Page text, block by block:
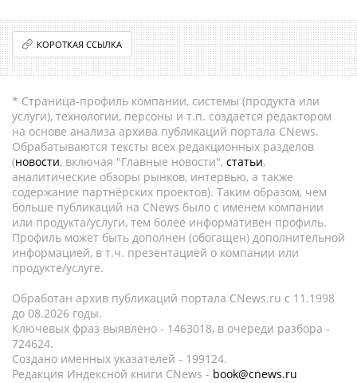
КОРОТКАЯ ССЫЛКА
* Страница-профиль компании, системы (продукта или
услуги), технологии, персоны и т.п. создается редактором
на основе анализа архива публикаций портала CNews.
Обрабатываются тексты всех редакционных разделов
(новости, включая "Главные новости", статьи,
аналитические обзоры рынков, интервью, а также
содержание партнёрских проектов). Таким образом, чем
больше публикаций на CNews было с именем компании
или продукта/услуги, тем более информативен профиль.
Профиль может быть дополнен (обогащен) дополнительной
информацией, в т.ч. презентацией о компании или
продукте/услуге.
Обработан архив публикаций портала CNews.ru c 11.1998
до 08.2026 годы.
Ключевых фраз выявлено - 1463018, в очереди разбора -
724624.
Создано именных указателей - 199124.
Редакция Индексной книги CNews - book@cnews.ru